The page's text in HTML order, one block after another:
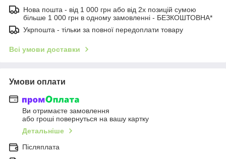
Нова пошта - від 1 000 грн або від 2х позицій сумою
більше 1 000 грн в одному замовленні - БЕЗКОШТОВНА*
Укрпошта - тільки за повної передоплати товару
Всі умови доставки
Умови оплати
Ви отримаєте замовлення
або гроші повернуться на вашу картку
Детальніше
Післяплата